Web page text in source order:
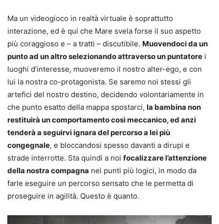
Ma un videogioco in realtà virtuale è soprattutto
interazione, ed è qui che Mare svela forse il suo aspetto
più coraggioso e – a tratti – discutibile. Muovendoci da un
punto ad un altro selezionando attraverso un puntatore i
luoghi d’interesse, muoveremo il nostro alter-ego, e con
lui la nostra co-protagonista. Se saremo noi stessi gli
artefici del nostro destino, decidendo volontariamente in
che punto esatto della mappa spostarci, la bambina non
restituirà un comportamento così meccanico, ed anzi
tenderà a seguirvi ignara del percorso a lei più
congegnale, e bloccandosi spesso davanti a dirupi e
strade interrotte. Sta quindi a noi focalizzare l’attenzione
della nostra compagna nei punti più logici, in modo da
farle eseguire un percorso sensato che le permetta di
proseguire in agilità. Questo è quanto.